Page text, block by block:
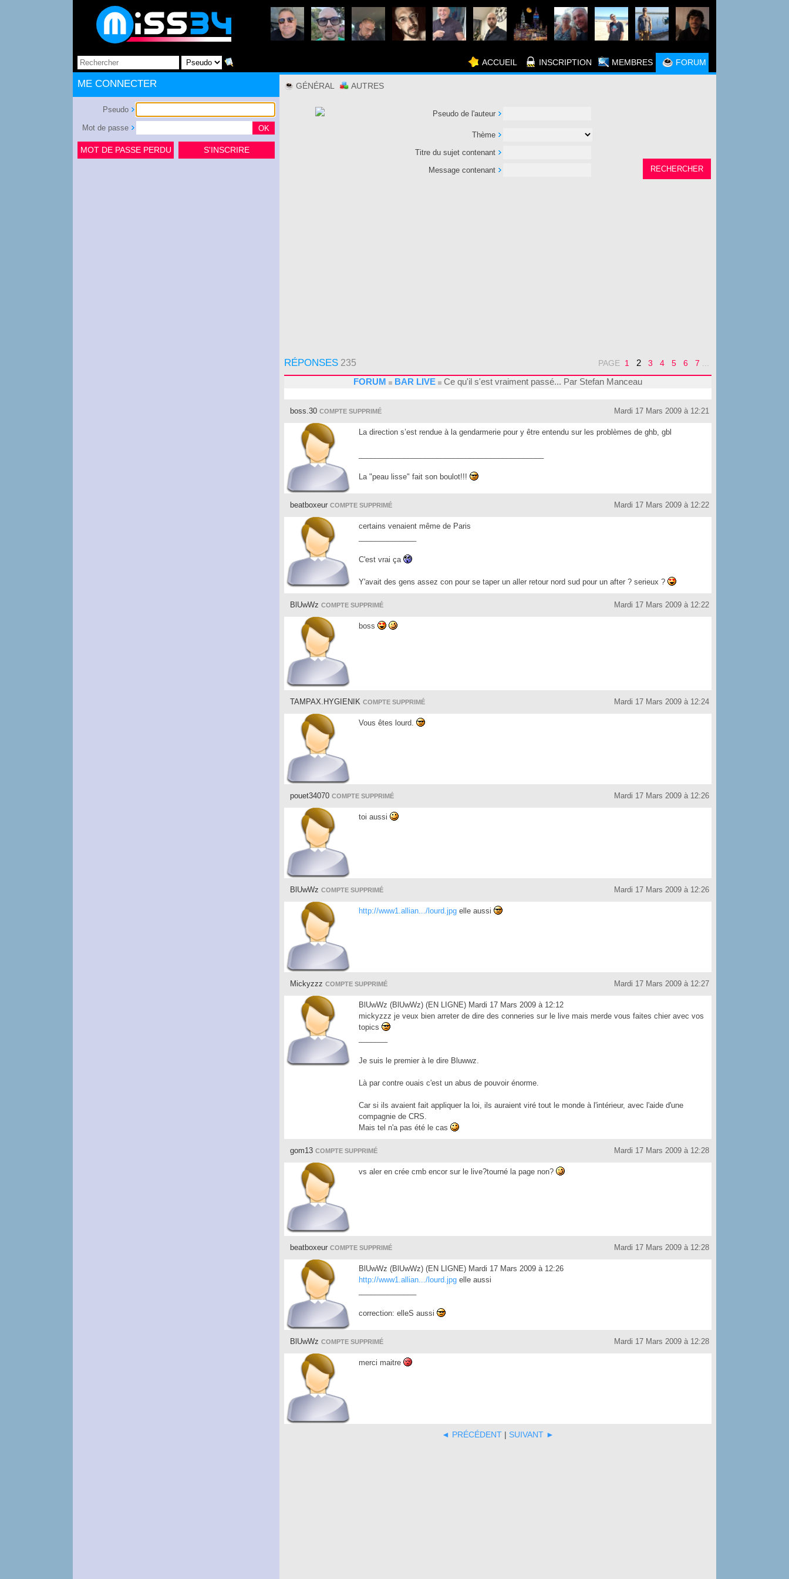
ACCUEIL INSCRIPTION MEMBRES FORUM
ME CONNECTER
Pseudo
Mot de passe
MOT DE PASSE PERDU S'INSCRIRE
GÉNÉRAL AUTRES
Pseudo de l'auteur
Thème
Titre du sujet contenant
Message contenant
RÉPONSES 235 PAGE 1 2 3 4 5 6 7
FORUM BAR LIVE Ce qu'il s'est vraiment passé... Par Stefan Manceau
boss.30 COMPTE SUPPRIMÉ Mardi 17 Mars 2009 à 12:21
La direction s’est rendue à la gendarmerie pour y être entendu sur les problèmes de ghb, gbl
La "peau lisse" fait son boulot!!!
beatboxeur COMPTE SUPPRIMÉ Mardi 17 Mars 2009 à 12:22
certains venaient même de Paris
C'est vrai ça
Y'avait des gens assez con pour se taper un aller retour nord sud pour un after ? serieux ?
BlUwWz COMPTE SUPPRIMÉ Mardi 17 Mars 2009 à 12:22
boss
TAMPAX.HYGIENIK COMPTE SUPPRIMÉ Mardi 17 Mars 2009 à 12:24
Vous êtes lourd.
pouet34070 COMPTE SUPPRIMÉ Mardi 17 Mars 2009 à 12:26
toi aussi
BlUwWz COMPTE SUPPRIMÉ Mardi 17 Mars 2009 à 12:26
http://www1.allian.../lourd.jpg elle aussi
Mickyzzz COMPTE SUPPRIMÉ Mardi 17 Mars 2009 à 12:27
BlUwWz (BlUwWz) (EN LIGNE) Mardi 17 Mars 2009 à 12:12
mickyzzz je veux bien arreter de dire des conneries sur le live mais merde vous faites chier avec vos
topics
Je suis le premier à le dire Bluwwz.
Là par contre ouais c'est un abus de pouvoir énorme.
Car si ils avaient fait appliquer la loi, ils auraient viré tout le monde à l'intérieur, avec l'aide d'une
compagnie de CRS.
Mais tel n'a pas été le cas
gom13 COMPTE SUPPRIMÉ Mardi 17 Mars 2009 à 12:28
vs aler en crée cmb encor sur le live?tourné la page non?
beatboxeur COMPTE SUPPRIMÉ Mardi 17 Mars 2009 à 12:28
BlUwWz (BlUwWz) (EN LIGNE) Mardi 17 Mars 2009 à 12:26
http://www1.allian.../lourd.jpg elle aussi
correction: elleS aussi
BlUwWz COMPTE SUPPRIMÉ Mardi 17 Mars 2009 à 12:28
merci maitre
◄ PRÉCÉDENT | SUIVANT ►